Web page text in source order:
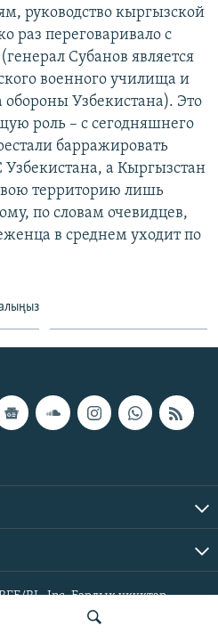
руководство кыргызской
раз переговаривало с
Субанов является
военного училища и
Узбекистана). Это
роль – с сегодняшнего
барражировать
а Кыргызстан
территорию лишь
по словам очевидцев,
в среднем уходит по
RL, Inc. Бардык укуктар